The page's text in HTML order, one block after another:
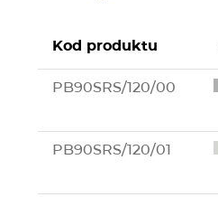
Kod produktu
PB90SRS/120/00
PB90SRS/120/01